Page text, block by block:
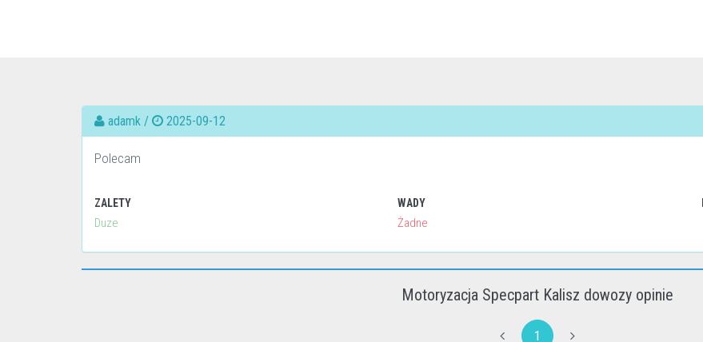
adamk / 2025-09-12
Polecam
ZALETY
Duze
WADY
Żadne
Motoryzacja Specpart Kalisz dowozy opinie
1